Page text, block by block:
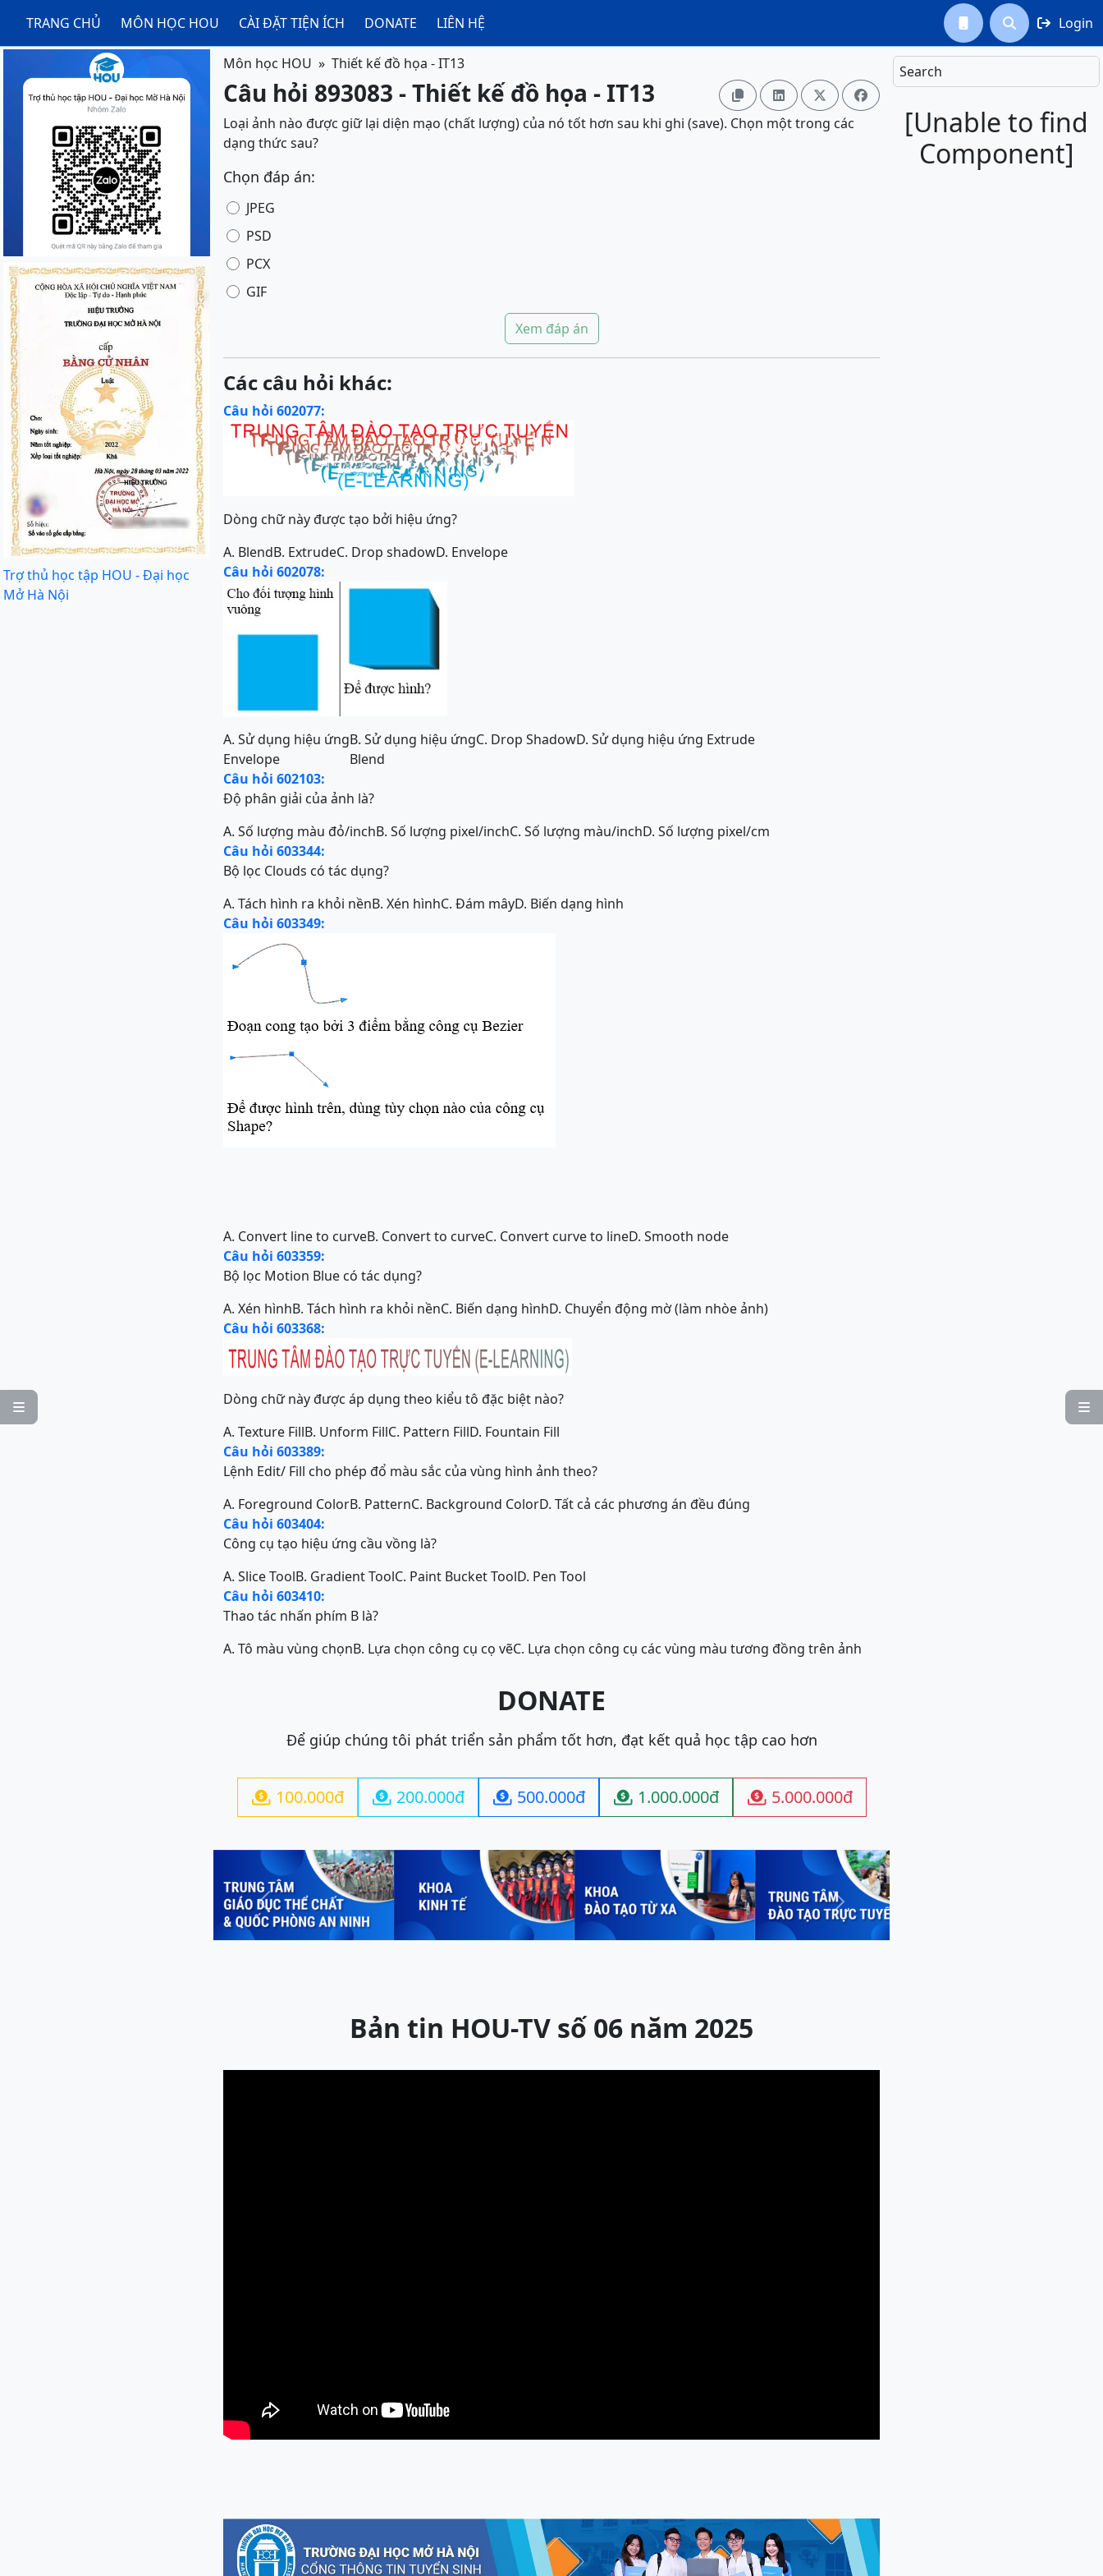
TRANG CHỦ MÔN HỌC HOU CÀI ĐẶT TIỆN ÍCH DONATE LIÊN HỆ   Login

Search
[Unable to find
Component]

Trợ thủ học tập HOU - Đại học
Mở Hà Nội
Môn học HOU Thiết kế đồ họa - IT13
Câu hỏi 893083 - Thiết kế đồ họa - IT13    
Loại ảnh nào được giữ lại diện mạo (chất lượng) của nó tốt hơn sau khi ghi (save). Chọn một trong các
dạng thức sau?
Chọn đáp án:
JPEG
PSD
PCX
GIF
Xem đáp án
Các câu hỏi khác:
Câu hỏi 602077:
Dòng chữ này được tạo bởi hiệu ứng?
A. BlendB. ExtrudeC. Drop shadowD. Envelope
Câu hỏi 602078:
A. Sử dụng hiệu ứng
Envelope
B. Sử dụng hiệu ứng
Blend
C. Drop ShadowD. Sử dụng hiệu ứng Extrude
Câu hỏi 602103:
Độ phân giải của ảnh là?
A. Số lượng màu đỏ/inchB. Số lượng pixel/inchC. Số lượng màu/inchD. Số lượng pixel/cm
Câu hỏi 603344:
Bộ lọc Clouds có tác dụng?
A. Tách hình ra khỏi nềnB. Xén hìnhC. Đám mâyD. Biến dạng hình
Câu hỏi 603349:
A. Convert line to curveB. Convert to curveC. Convert curve to lineD. Smooth node
Câu hỏi 603359:
Bộ lọc Motion Blue có tác dụng?
A. Xén hìnhB. Tách hình ra khỏi nềnC. Biến dạng hìnhD. Chuyển động mờ (làm nhòe ảnh)
Câu hỏi 603368:
Dòng chữ này được áp dụng theo kiểu tô đặc biệt nào?
A. Texture FillB. Unform FillC. Pattern FillD. Fountain Fill
Câu hỏi 603389:
Lệnh Edit/ Fill cho phép đổ màu sắc của vùng hình ảnh theo?
A. Foreground ColorB. PatternC. Background ColorD. Tất cả các phương án đều đúng
Câu hỏi 603404:
Công cụ tạo hiệu ứng cầu vồng là?
A. Slice ToolB. Gradient ToolC. Paint Bucket ToolD. Pen Tool
Câu hỏi 603410:
Thao tác nhấn phím B là?
A. Tô màu vùng chọnB. Lựa chọn công cụ cọ vẽC. Lựa chọn công cụ các vùng màu tương đồng trên ảnh
DONATE
Để giúp chúng tôi phát triển sản phẩm tốt hơn, đạt kết quả học tập cao hơn
 100.000đ  200.000đ  500.000đ  1.000.000đ  5.000.000đ
Previous Next
Bản tin HOU-TV số 06 năm 2025